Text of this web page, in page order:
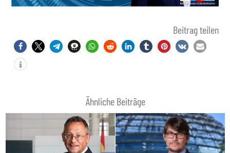
Beitrag teilen
Ähnliche Beiträge